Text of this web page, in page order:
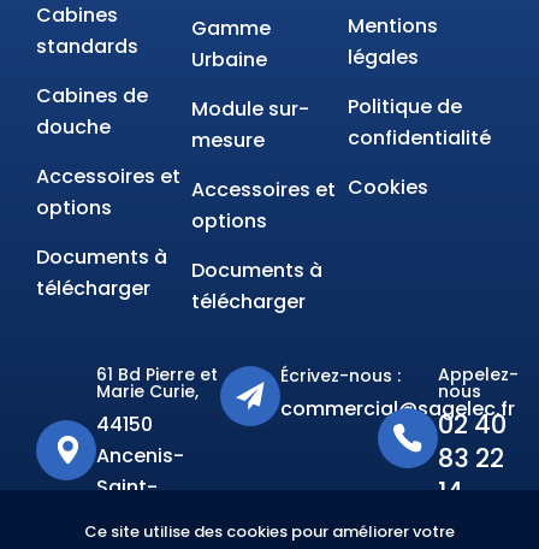
Cabines
standards
Cabines de
douche
Accessoires et
options
Documents à
télécharger
Gamme
Urbaine
Module sur-
mesure
Accessoires et
options
Documents à
télécharger
Mentions
légales
Politique de
confidentialité
Cookies
61 Bd Pierre et
Marie Curie,
44150
Ancenis-
Saint-
Écrivez-nous :
commercial@sagelec.fr
Appelez-
nous
02 40
83 22
14
Ce site utilise des cookies pour améliorer votre